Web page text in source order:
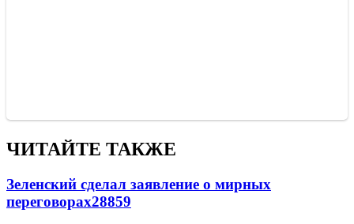
ЧИТАЙТЕ ТАКЖЕ
Зеленский сделал заявление о мирных
переговорах28859